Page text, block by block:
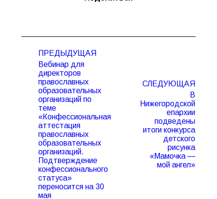
записям
ПРЕДЫДУЩАЯ
Предыдущая
запись:
Вебинар для
директоров
православных
образовательных
организаций по
теме
«Конфессиональная
аттестация
православных
образовательных
организаций.
Подтверждение
конфессионального
статуса»
переносится на 30
мая
СЛЕДУЮЩАЯ
Следующая
запись:
В
Нижегородской
епархии
подведены
итоги конкурса
детского
рисунка
«Мамочка —
мой ангел»